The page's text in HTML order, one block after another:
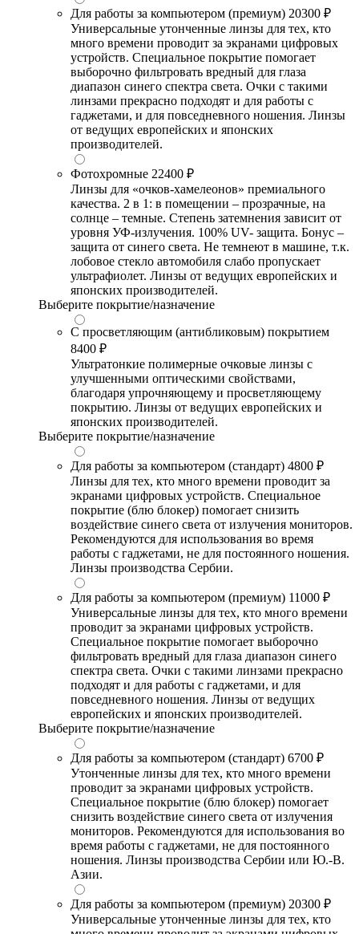
Для работы за компьютером (премиум) 20300 ₽
Универсальные утонченные линзы для тех, кто
много времени проводит за экранами цифровых
устройств. Специальное покрытие помогает
выборочно фильтровать вредный для глаза
диапазон синего спектра света. Очки с такими
линзами прекрасно подходят и для работы с
гаджетами, и для повседневного ношения. Линзы
от ведущих европейских и японских
производителей.
Фотохромные 22400 ₽
Линзы для «очков-хамелеонов» премиального
качества. 2 в 1: в помещении – прозрачные, на
солнце – темные. Степень затемнения зависит от
уровня УФ-излучения. 100% UV- защита. Бонус –
защита от синего света. Не темнеют в машине, т.к.
лобовое стекло автомобиля слабо пропускает
ультрафиолет. Линзы от ведущих европейских и
японских производителей.
Выберите покрытие/назначение
С просветляющим (антибликовым) покрытием
8400 ₽
Ультратонкие полимерные очковые линзы с
улучшенными оптическими свойствами,
благодаря упрочняющему и просветляющему
покрытию. Линзы от ведущих европейских и
японских производителей.
Выберите покрытие/назначение
Для работы за компьютером (стандарт) 4800 ₽
Линзы для тех, кто много времени проводит за
экранами цифровых устройств. Специальное
покрытие (блю блокер) помогает снизить
воздействие синего света от излучения мониторов.
Рекомендуются для использования во время
работы с гаджетами, не для постоянного ношения.
Линзы производства Сербии.
Для работы за компьютером (премиум) 11000 ₽
Универсальные линзы для тех, кто много времени
проводит за экранами цифровых устройств.
Специальное покрытие помогает выборочно
фильтровать вредный для глаза диапазон синего
спектра света. Очки с такими линзами прекрасно
подходят и для работы с гаджетами, и для
повседневного ношения. Линзы от ведущих
европейских и японских производителей.
Выберите покрытие/назначение
Для работы за компьютером (стандарт) 6700 ₽
Утонченные линзы для тех, кто много времени
проводит за экранами цифровых устройств.
Специальное покрытие (блю блокер) помогает
снизить воздействие синего света от излучения
мониторов. Рекомендуются для использования во
время работы с гаджетами, не для постоянного
ношения. Линзы производства Сербии или Ю.-В.
Азии.
Для работы за компьютером (премиум) 20300 ₽
Универсальные утонченные линзы для тех, кто